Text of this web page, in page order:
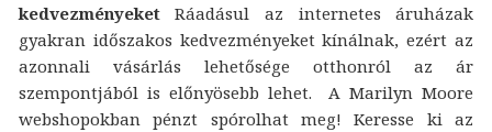
kedvezményeketRáadásul az internetes áruházak
gyakran időszakos kedvezményeket kínálnak, ezért az
azonnali vásárlás lehetősége otthonról az ár
szempontjából is előnyösebb lehet. A Marilyn Moore
webshopokban pénzt spórolhat meg! Keresse ki az